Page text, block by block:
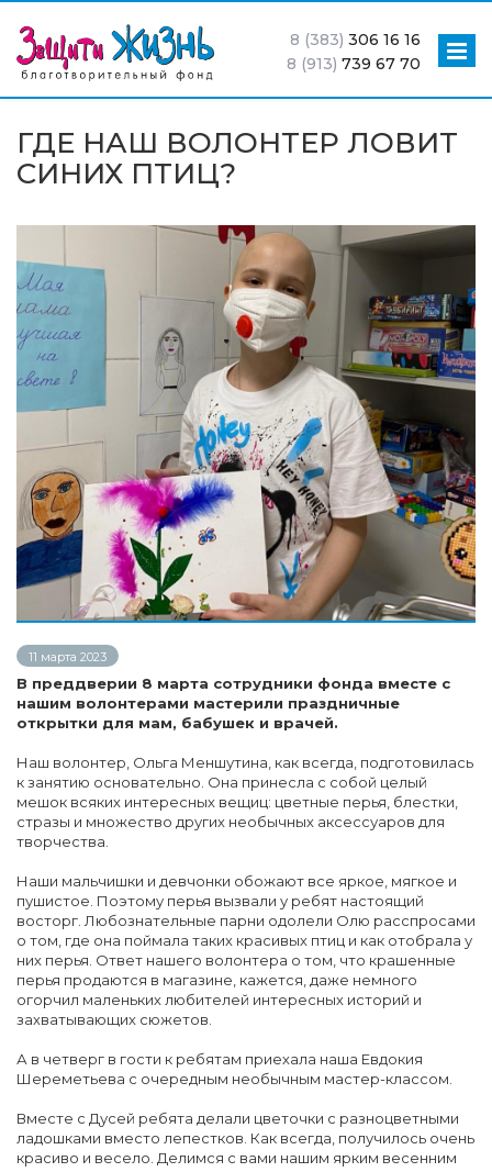
8 (383) 306 16 16
8 (913) 739 67 70
ГДЕ НАШ ВОЛОНТЕР ЛОВИТ
СИНИХ ПТИЦ?
11 марта 2023
В преддверии 8 марта сотрудники фонда вместе с
нашим волонтерами мастерили праздничные
открытки для мам, бабушек и врачей.
Наш волонтер, Ольга Меншутина, как всегда, подготовилась
к занятию основательно. Она принесла с собой целый
мешок всяких интересных вещиц: цветные перья, блестки,
стразы и множество других необычных аксессуаров для
творчества.
Наши мальчишки и девчонки обожают все яркое, мягкое и
пушистое. Поэтому перья вызвали у ребят настоящий
восторг. Любознательные парни одолели Олю расспросами
о том, где она поймала таких красивых птиц и как отобрала у
них перья. Ответ нашего волонтера о том, что крашенные
перья продаются в магазине, кажется, даже немного
огорчил маленьких любителей интересных историй и
захватывающих сюжетов.
А в четверг в гости к ребятам приехала наша Евдокия
Шереметьева с очередным необычным мастер-классом.
Вместе с Дусей ребята делали цветочки с разноцветными
ладошками вместо лепестков. Как всегда, получилось очень
красиво и весело. Делимся с вами нашим ярким весенним